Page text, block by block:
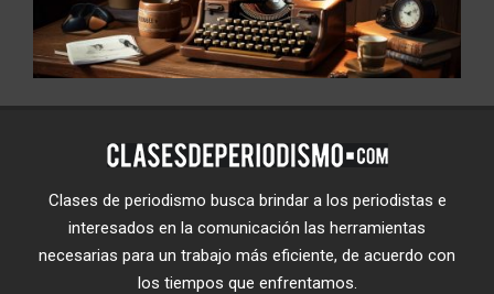
Clases de periodismo busca brindar a los periodistas e
interesados en la comunicación las herramientas
necesarias para un trabajo más eficiente, de acuerdo con
los tiempos que enfrentamos.